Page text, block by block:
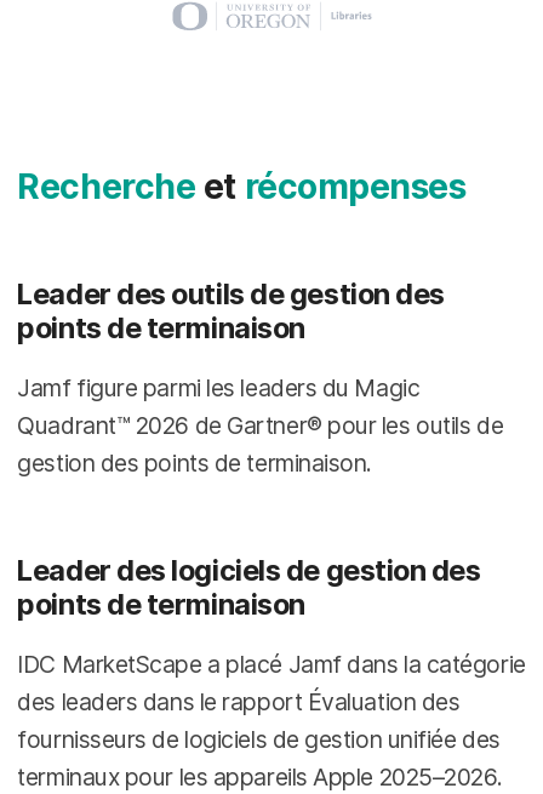
Recherche et récompenses
Leader des outils de gestion des
points de terminaison
Jamf figure parmi les leaders du Magic
Quadrant™ 2026 de Gartner® pour les outils de
gestion des points de terminaison.
Leader des logiciels de gestion des
points de terminaison
IDC MarketScape a placé Jamf dans la catégorie
des leaders dans le rapport Évaluation des
fournisseurs de logiciels de gestion unifiée des
terminaux pour les appareils Apple 2025–2026.